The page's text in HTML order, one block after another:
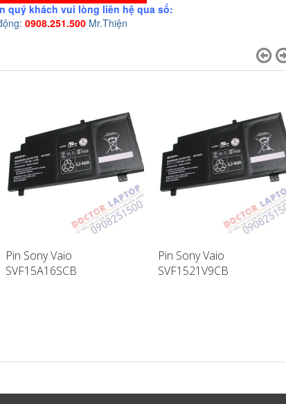
quý khách vui lòng liên hệ qua số:
0908.251.500Mr.Thiện
Pin Sony Vaio
SVF15A16SCB
Pin Sony Vaio
SVF1521V9CB